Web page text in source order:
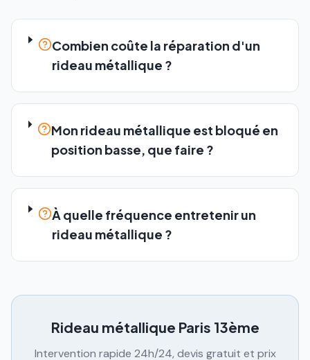
Combien coûte la réparation d'un
rideau métallique ?
Mon rideau métallique est bloqué en
position basse, que faire ?
À quelle fréquence entretenir un
rideau métallique ?
Rideau métallique Paris 13ème
Intervention rapide 24h/24, devis gratuit et prix